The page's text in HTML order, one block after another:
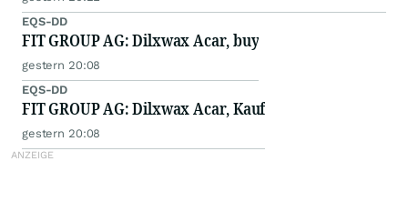
EQS-DD
FIT GROUP AG: Dilxwax Acar, buy
gestern 20:08
EQS-DD
FIT GROUP AG: Dilxwax Acar, Kauf
gestern 20:08